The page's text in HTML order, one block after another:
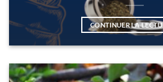
CONTINUER LA